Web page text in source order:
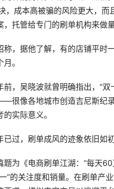
，成本高被骗的风险更大，而
，托管给专门的刷单机构来做
称，据他了解，有的店铺平时
。
前，吴晓波就曾明确指出，“
很像各地城市创造吉尼斯纪
实际意义。
已过，刷单成风的迹象依旧如
题为《电商刷单江湖：“每天
”的关注度和销量。在刷单产